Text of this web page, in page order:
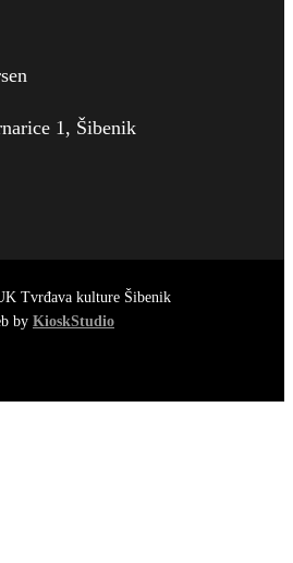
1, Šibenik
Tvrđava kulture Šibenik
by KioskStudio